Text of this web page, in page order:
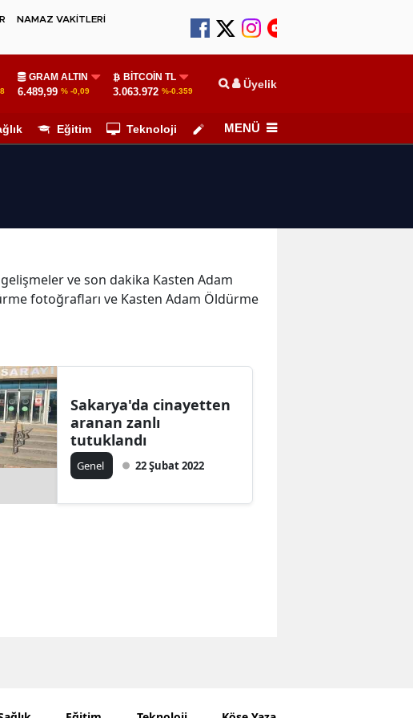
NAMAZ VAKİTLERİ
GRAM ALTIN
6.489,99 % -0,09
BITCOIN TL
3.063.972 %-0.359 Üyelik
Eğitim Teknoloji Köşe Yazarları
MENÜ
ve son dakika Kasten Adam
fotoğrafları ve Kasten Adam Öldürme
Sakarya'da cinayetten
aranan zanlı
tutuklandı
Genel 22 Şubat 2022